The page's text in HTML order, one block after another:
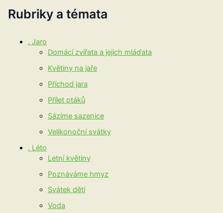
Rubriky a témata
. Jaro
Domácí zvířata a jejich mláďata
Květiny na jaře
Příchod jara
Přílet ptáků
Sázíme sazenice
Velikonoční svátky
. Léto
Letní květiny
Poznáváme hmyz
Svátek dětí
Voda